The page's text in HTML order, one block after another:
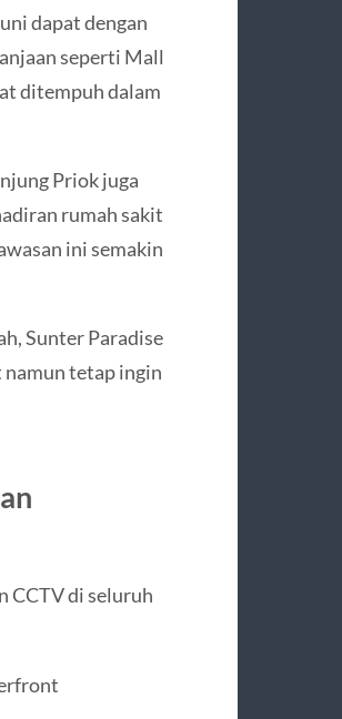
dapat dengan
seperti Mall
ditempuh dalam
Priok juga
rumah sakit
ini semakin
Sunter Paradise
namun tetap ingin
CCTV di seluruh